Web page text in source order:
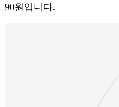
90원입니다.